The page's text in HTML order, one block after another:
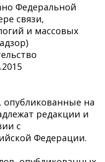
Федеральной
связи,
и массовых
опубликованные на
редакции и
с
Федерации.